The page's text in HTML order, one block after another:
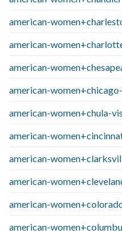
american-
american-
american-
american-
american-women+chula-
american-
american-
american-
american-
american-